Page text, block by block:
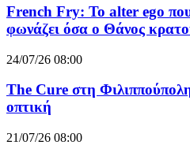
French Fry: Το alter ego
φωνάζει όσα ο Θάνος
24/07/26 08:00
The Cure στη
οπτική
21/07/26 08:00